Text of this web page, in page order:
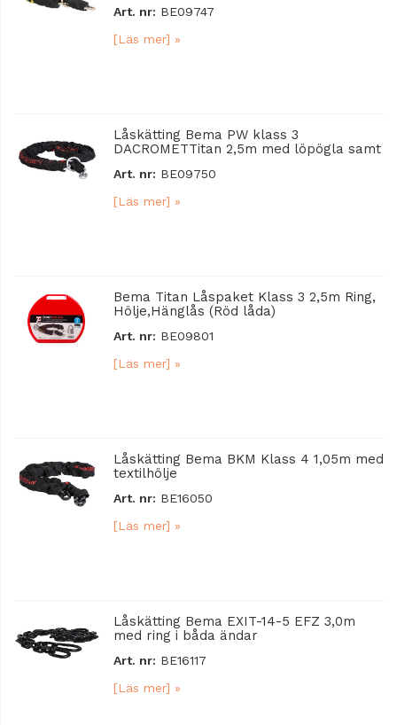
Art. nr: BE09747
[Läs mer] »
Låskätting Bema PW klass 3
DACROMETTitan 2,5m med löpögla samt
Art. nr: BE09750
[Läs mer] »
Bema Titan Låspaket Klass 3 2,5m Ring,
Hölje,Hänglås (Röd låda)
Art. nr: BE09801
[Läs mer] »
Låskätting Bema BKM Klass 4 1,05m med
textilhölje
Art. nr: BE16050
[Läs mer] »
Låskätting Bema EXIT-14-5 EFZ 3,0m
med ring i båda ändar
Art. nr: BE16117
[Läs mer] »